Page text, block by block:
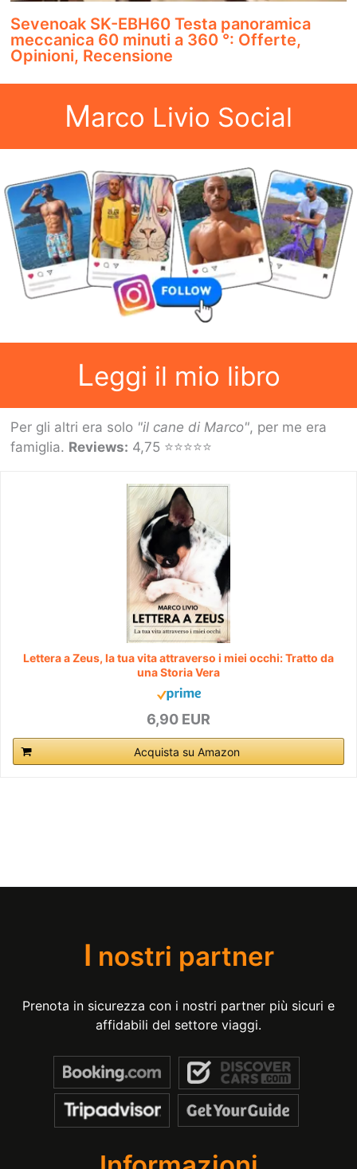
Sevenoak SK-EBH60 Testa panoramica
meccanica 60 minuti a 360 °: Offerte,
Opinioni, Recensione
Marco Livio Social
Leggi il mio libro
Per gli altri era solo "il cane di Marco", per me era
famiglia. Reviews: 4,75 ⭐⭐⭐⭐⭐
Lettera a Zeus, la tua vita attraverso i miei occhi: Tratto da
una Storia Vera
6,90 EUR
Acquista su Amazon
I nostri partner
Prenota in sicurezza con i nostri partner più sicuri e
affidabili del settore viaggi.